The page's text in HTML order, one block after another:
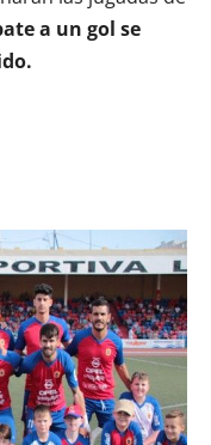
a un gol se